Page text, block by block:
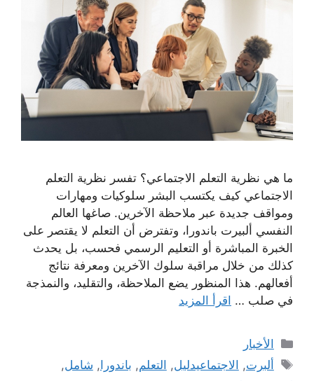
ما هي نظرية التعلم الاجتماعي؟ تفسر نظرية التعلم
الاجتماعي كيف يكتسب البشر سلوكيات ومهارات
ومواقف جديدة عبر ملاحظة الآخرين. صاغها العالم
النفسي ألبيرت باندورا، وتفترض أن التعلم لا يقتصر على
الخبرة المباشرة أو التعليم الرسمي فحسب، بل يحدث
كذلك من خلال مراقبة سلوك الآخرين ومعرفة نتائج
أفعالهم. هذا المنظور يضع الملاحظة، والتقليد، والنمذجة
في صلب … اقرأ المزيد
التصنيفات
الأخبار
الوسوم
ألبرت, الاجتماعيدليل, التعلم, باندورا , شامل,